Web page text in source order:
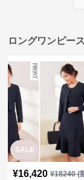
ロングワンピー
SALE
¥16,420 ¥18240(